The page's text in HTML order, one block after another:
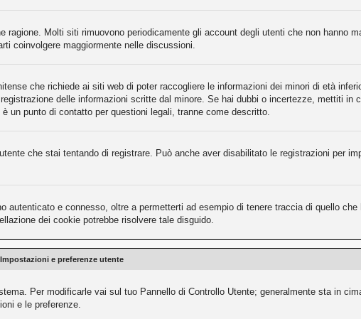
Molti siti rimuovono periodicamente gli account degli utenti che non hanno
coinvolgere maggiormente nelle discussioni.
che richiede ai siti web di poter raccogliere le informazioni dei minori di età
delle informazioni scritte dal minore. Se hai dubbi o incertezze, mettiti in
un punto di contatto per questioni legali, tranne come descritto.
che stai tentando di registrare. Può anche aver disabilitato le registrazioni per
autenticato e connesso, oltre a permetterti ad esempio di tenere traccia di quello
dei cookie potrebbe risolvere tale disguido.
Impostazioni e preferenze utente
Per modificarle vai sul tuo Pannello di Controllo Utente; generalmente sta in
e le preferenze.